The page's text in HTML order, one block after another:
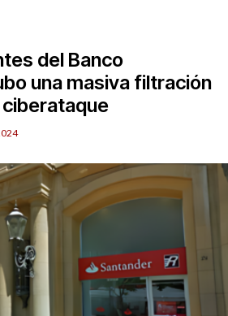
del Banco
una masiva filtración